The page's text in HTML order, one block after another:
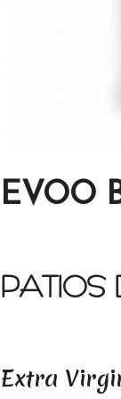
EVOO
PATIOS
Extra